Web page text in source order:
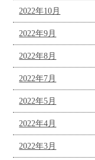
2022年10月
2022年9月
2022年8月
2022年7月
2022年5月
2022年4月
2022年3月